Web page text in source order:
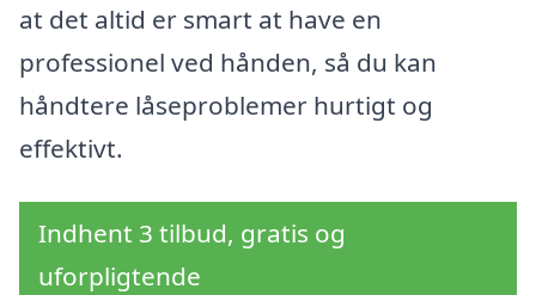
at det altid er smart at have en
professionel ved hånden, så du kan
håndtere låseproblemer hurtigt og
effektivt.
Indhent 3 tilbud, gratis og
uforpligtende